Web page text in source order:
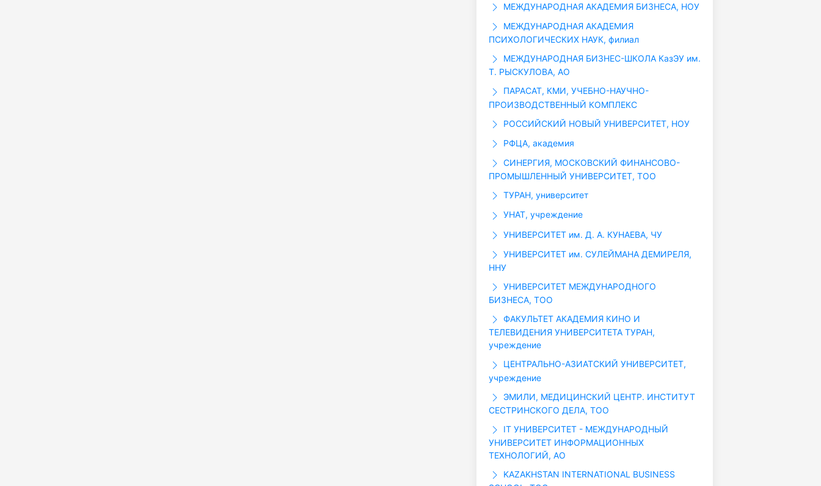
МЕЖДУНАРОДНАЯ АКАДЕМИЯ БИЗНЕСА, НОУ
МЕЖДУНАРОДНАЯ АКАДЕМИЯ
ПСИХОЛОГИЧЕСКИХ НАУК, филиал
МЕЖДУНАРОДНАЯ БИЗНЕС-ШКОЛА КазЭУ им.
Т. РЫСКУЛОВА, АО
ПАРАСАТ, КМИ, УЧЕБНО-НАУЧНО-
ПРОИЗВОДСТВЕННЫЙ КОМПЛЕКС
РОССИЙСКИЙ НОВЫЙ УНИВЕРСИТЕТ, НОУ
РФЦА, академия
СИНЕРГИЯ, МОСКОВСКИЙ ФИНАНСОВО-
ПРОМЫШЛЕННЫЙ УНИВЕРСИТЕТ, ТОО
ТУРАН, университет
УНАТ, учреждение
УНИВЕРСИТЕТ им. Д. А. КУНАЕВА, ЧУ
УНИВЕРСИТЕТ им. СУЛЕЙМАНА ДЕМИРЕЛЯ,
ННУ
УНИВЕРСИТЕТ МЕЖДУНАРОДНОГО
БИЗНЕСА, ТОО
ФАКУЛЬТЕТ АКАДЕМИЯ КИНО И
ТЕЛЕВИДЕНИЯ УНИВЕРСИТЕТА ТУРАН,
учреждение
ЦЕНТРАЛЬНО-АЗИАТСКИЙ УНИВЕРСИТЕТ,
учреждение
ЭМИЛИ, МЕДИЦИНСКИЙ ЦЕНТР. ИНСТИТУТ
СЕСТРИНСКОГО ДЕЛА, ТОО
IT УНИВЕРСИТЕТ - МЕЖДУНАРОДНЫЙ
УНИВЕРСИТЕТ ИНФОРМАЦИОННЫХ
ТЕХНОЛОГИЙ, АО
KAZAKHSTAN INTERNATIONAL BUSINESS